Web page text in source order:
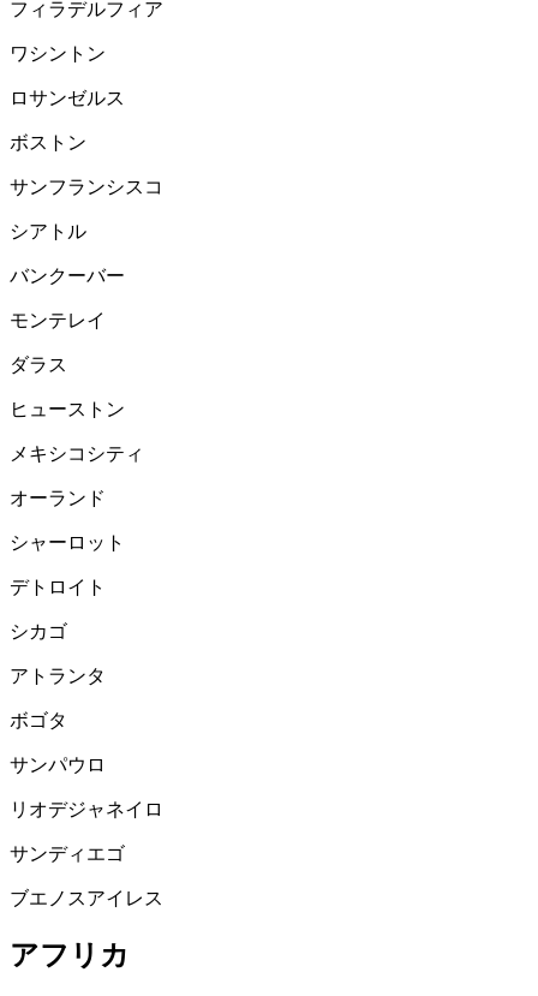
フィラデルフィア
ワシントン
ロサンゼルス
ボストン
サンフランシスコ
シアトル
バンクーバー
モンテレイ
ダラス
ヒューストン
メキシコシティ
オーランド
シャーロット
デトロイト
シカゴ
アトランタ
ボゴタ
サンパウロ
リオデジャネイロ
サンディエゴ
ブエノスアイレス
アフリカ